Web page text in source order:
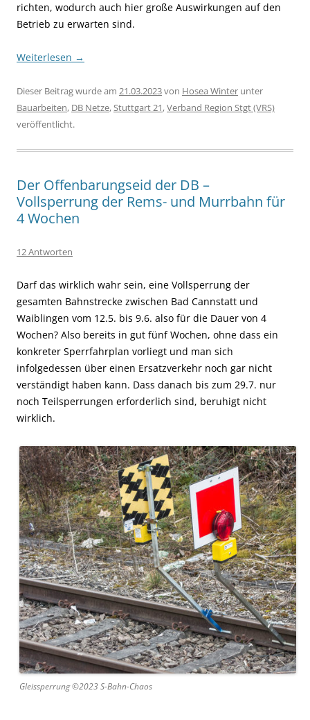
richten, wodurch auch hier große Auswirkungen auf den
Betrieb zu erwarten sind.
Weiterlesen →
Dieser Beitrag wurde am 21.03.2023von Hosea Winter unter
Bauarbeiten, DB Netze,Stuttgart 21,Verband Region Stgt (VRS)
veröffentlicht.
Der Offenbarungseid der DB –
Vollsperrung der Rems- und Murrbahn für
4 Wochen
12 Antworten
Darf das wirklich wahr sein, eine Vollsperrung der
gesamten Bahnstrecke zwischen Bad Cannstatt und
Waiblingen vom 12.5. bis 9.6. also für die Dauer von 4
Wochen? Also bereits in gut fünf Wochen, ohne dass ein
konkreter Sperrfahrplan vorliegt und man sich
infolgedessen über einen Ersatzverkehr noch gar nicht
verständigt haben kann. Dass danach bis zum 29.7. nur
noch Teilsperrungen erforderlich sind, beruhigt nicht
wirklich.
Gleissperrung ©2023 S-Bahn-Chaos